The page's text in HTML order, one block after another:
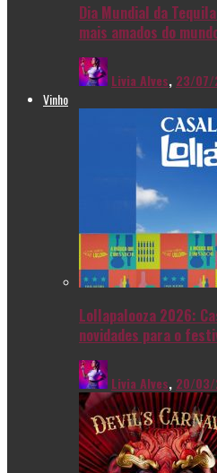
Dia Mundial da
mais amados do
Livia Alves, 23/
Vinho
Lollapalooza 2026:
novidades para o
Livia Alves, 20/